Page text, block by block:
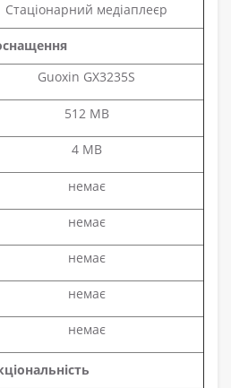
Стаціонарний медіаплеєр
Guoxin GX3235S
512 MB
4 MB
немає
немає
немає
немає
немає